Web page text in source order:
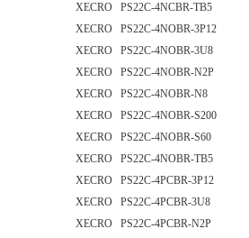
XECRO PS22C-4NCBR-TB5
XECRO PS22C-4NOBR-3P12
XECRO PS22C-4NOBR-3U8
XECRO PS22C-4NOBR-N2P
XECRO PS22C-4NOBR-N8
XECRO PS22C-4NOBR-S200
XECRO PS22C-4NOBR-S60
XECRO PS22C-4NOBR-TB5
XECRO PS22C-4PCBR-3P12
XECRO PS22C-4PCBR-3U8
XECRO PS22C-4PCBR-N2P